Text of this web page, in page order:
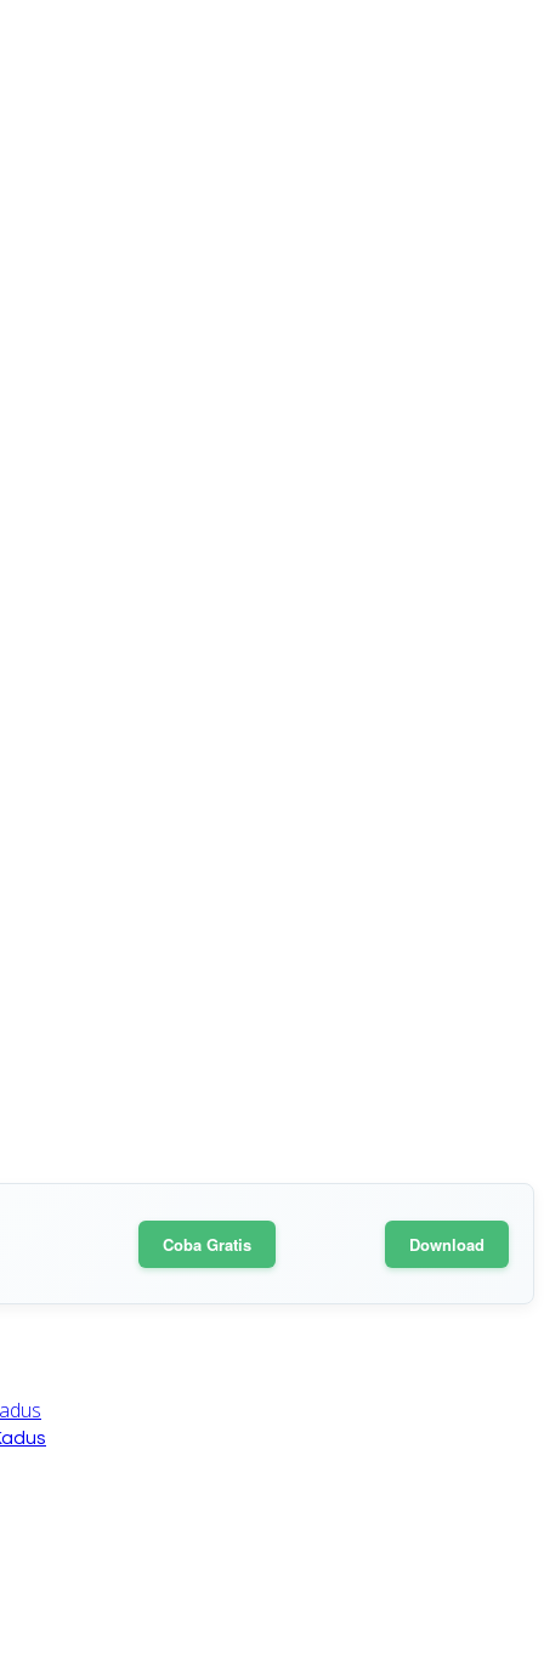
Coba Gratis Download